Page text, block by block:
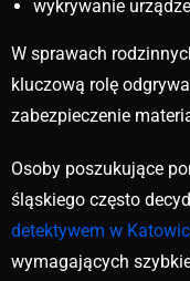
wykrywanie
W sprawach
kluczową rolę
zabezpieczenie
Osoby poszukujące
śląskiego często
detektywem w
wymagających